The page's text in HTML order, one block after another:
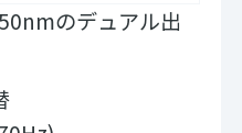
のデュアル出